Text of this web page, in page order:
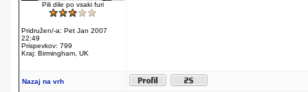
Pili dile po vsaki furi
Pridružen/-a: Pet Jan 2007
22:49
Prispevkov: 799
Kraj: Birmingham, UK
Nazaj na vrh